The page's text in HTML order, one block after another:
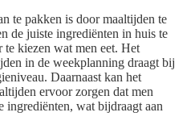
te pakken is door maaltijden te
de juiste ingrediënten in huis te
te kiezen wat men eet. Het
in de weekplanning draagt bij
Daarnaast kan het
ervoor zorgen dat men
ingrediënten, wat bijdraagt aan